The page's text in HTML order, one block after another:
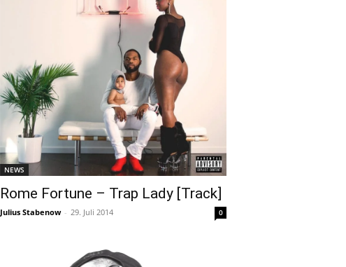
NEWS
Rome Fortune – Trap Lady [Track]
Julius Stabenow - 29. Juli 2014 0